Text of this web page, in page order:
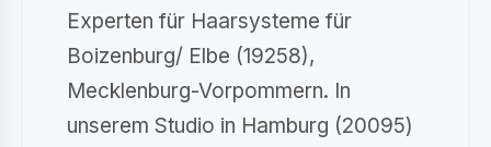
Experten für Haarsysteme für
Boizenburg/ Elbe (19258),
Mecklenburg-Vorpommern. In
unserem Studio in Hamburg (20095)